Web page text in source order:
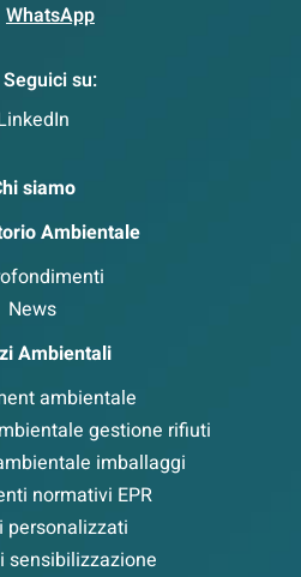
WhatsApp
Seguici su:
siamo
Ambientale
News
Ambientali
ambientale
gestione rifiuti
imballaggi
normativi EPR
personalizzati
sensibilizzazione